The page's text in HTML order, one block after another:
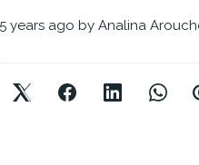
5 years ago by Analina